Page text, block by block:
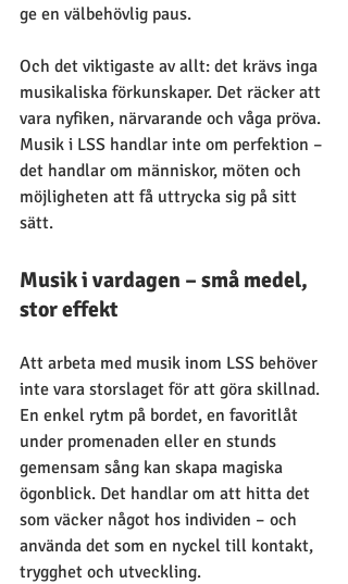
ge en välbehövlig paus.
Och det viktigaste av allt: det krävs inga
musikaliska förkunskaper. Det räcker att
vara nyfiken, närvarande och våga pröva.
Musik i LSS handlar inte om perfektion –
det handlar om människor, möten och
möjligheten att få uttrycka sig på sitt
sätt.
Musik i vardagen – små medel,
stor effekt
Att arbeta med musik inom LSS behöver
inte vara storslaget för att göra skillnad.
En enkel rytm på bordet, en favoritlåt
under promenaden eller en stunds
gemensam sång kan skapa magiska
ögonblick. Det handlar om att hitta det
som väcker något hos individen – och
använda det som en nyckel till kontakt,
trygghet och utveckling.